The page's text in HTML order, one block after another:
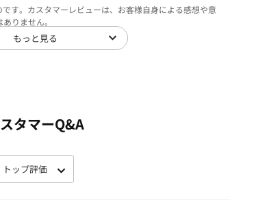
す。カスタマーレビューは、お客様自身による感想や意
りません。
もっと見る
タマーQ&A